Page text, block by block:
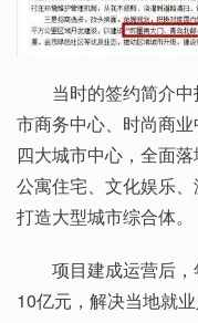
当时的签约简介
市商务中心、时尚商
四大城市中心，全面
公寓住宅、文化娱乐
打造大型城市综合体。
项目建成运营后
10亿元，解决当地就业